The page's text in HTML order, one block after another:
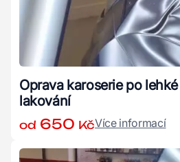
Oprava karoserie po
lakování
od 650 KčVíce informací